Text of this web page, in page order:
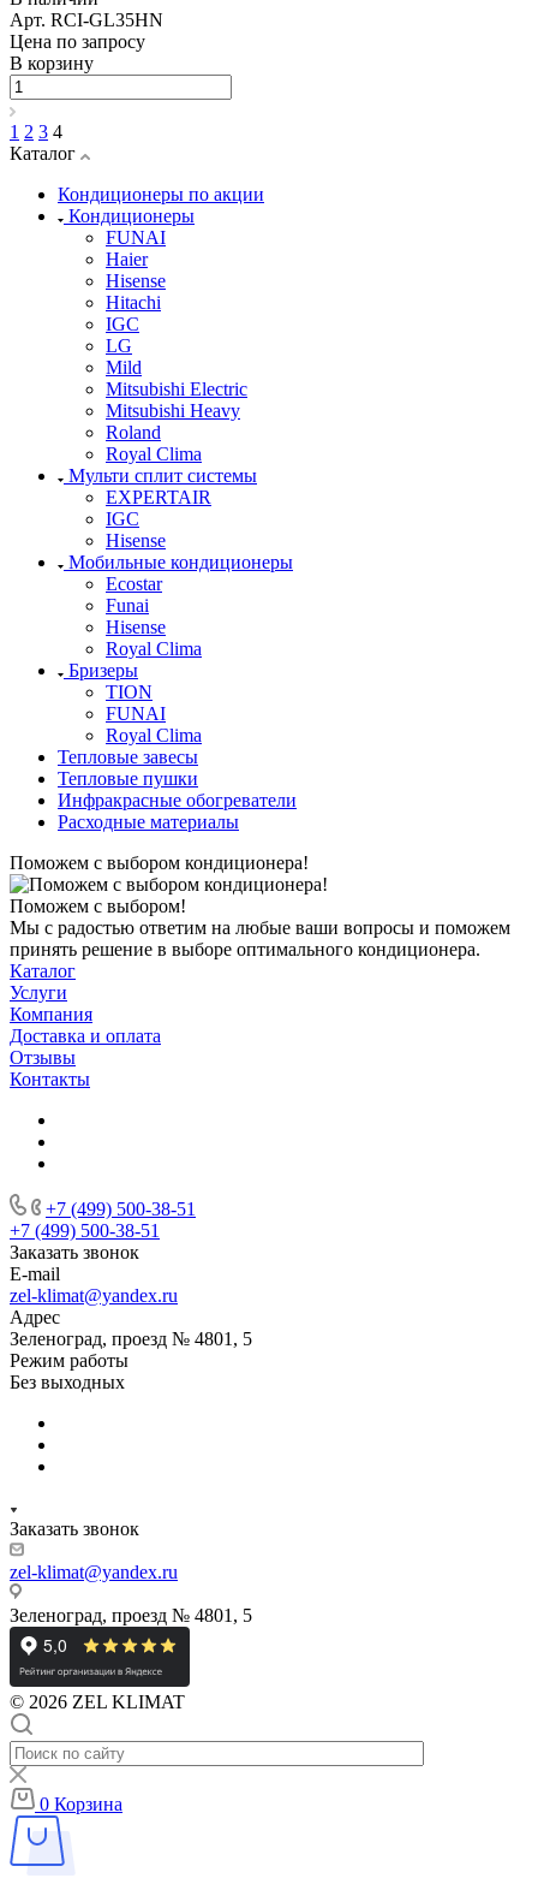
Арт. RCI-GL35HN
Цена по запросу
В корзину
1 2 3 4
Каталог
Кондиционеры по акции
Кондиционеры
FUNAI
Haier
Hisense
Hitachi
IGC
LG
Mild
Mitsubishi Electric
Mitsubishi Heavy
Roland
Royal Clima
Мульти сплит системы
EXPERTAIR
IGC
Hisense
Мобильные кондиционеры
Ecostar
Funai
Hisense
Royal Clima
Бризеры
TION
FUNAI
Royal Clima
Тепловые завесы
Тепловые пушки
Инфракрасные обогреватели
Расходные материалы
Поможем с выбором кондиционера!
Поможем с выбором!
Мы с радостью ответим на любые ваши вопросы и поможем
принять решение в выборе оптимального кондиционера.
Каталог
Услуги
Компания
Доставка и оплата
Отзывы
Контакты
+7 (499) 500-38-51
+7 (499) 500-38-51
Заказать звонок
E-mail
zel-klimat@yandex.ru
Адрес
Зеленоград, проезд № 4801, 5
Режим работы
Без выходных
Заказать звонок
zel-klimat@yandex.ru
Зеленоград, проезд № 4801, 5
© 2026 ZEL KLIMAT
0 Корзина